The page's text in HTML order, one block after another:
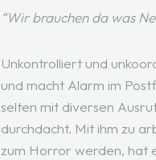
“Wir brauchen da was
Unkontrolliert und
und macht Alarm im
selten mit diversen
durchdacht. Mit ihm zu
zum Horror werden, hat